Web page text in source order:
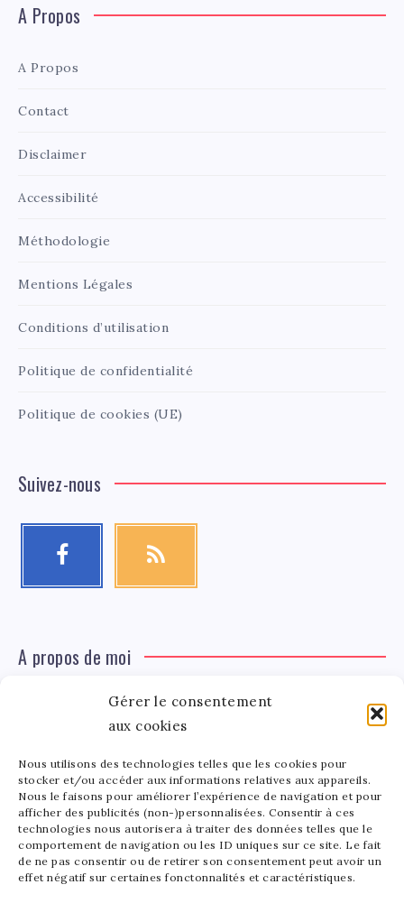
Gérer le consentement
aux cookies
Nous utilisons des technologies telles que les cookies pour
stocker et/ou accéder aux informations relatives aux appareils.
Nous le faisons pour améliorer l’expérience de navigation et pour
afficher des publicités (non-)personnalisées. Consentir à ces
technologies nous autorisera à traiter des données telles que le
comportement de navigation ou les ID uniques sur ce site. Le fait
de ne pas consentir ou de retirer son consentement peut avoir un
effet négatif sur certaines fonctonnalités et caractéristiques.
A Propos
A Propos
Contact
Disclaimer
Accessibilité
Méthodologie
Mentions Légales
Conditions d’utilisation
Politique de confidentialité
Politique de cookies (UE)
Suivez-nous
A propos de moi
Tinger
Léa Tinger
Fondatrice
Fondatrice de FortunedeStar.com, je fusionne ma
passion pour les cultures et l'économie des célébrités.
Entre la gestion de mon site et la poterie, je trouve le
bonheur dans l'équilibre de mes activités. Mère d'un
bout de chou de 5 ans, je partage avec lui l'amour de